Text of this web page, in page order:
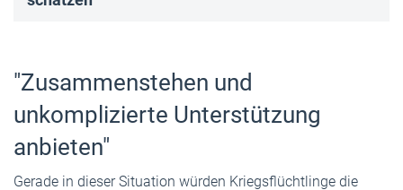
"Zusammenstehen und
unkomplizierte Unterstützung
anbieten"
Gerade in dieser Situation würden Kriegsflüchtlinge die